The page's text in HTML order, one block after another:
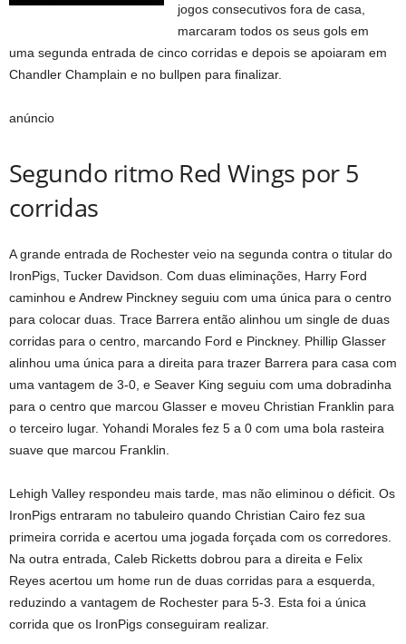
jogos consecutivos fora de casa,
marcaram todos os seus gols em
uma segunda entrada de cinco corridas e depois se apoiaram em
Chandler Champlain e no bullpen para finalizar.
anúncio
Segundo ritmo Red Wings por 5
corridas
A grande entrada de Rochester veio na segunda contra o titular do
IronPigs, Tucker Davidson. Com duas eliminações, Harry Ford
caminhou e Andrew Pinckney seguiu com uma única para o centro
para colocar duas. Trace Barrera então alinhou um single de duas
corridas para o centro, marcando Ford e Pinckney. Phillip Glasser
alinhou uma única para a direita para trazer Barrera para casa com
uma vantagem de 3-0, e Seaver King seguiu com uma dobradinha
para o centro que marcou Glasser e moveu Christian Franklin para
o terceiro lugar. Yohandi Morales fez 5 a 0 com uma bola rasteira
suave que marcou Franklin.
Lehigh Valley respondeu mais tarde, mas não eliminou o déficit. Os
IronPigs entraram no tabuleiro quando Christian Cairo fez sua
primeira corrida e acertou uma jogada forçada com os corredores.
Na outra entrada, Caleb Ricketts dobrou para a direita e Felix
Reyes acertou um home run de duas corridas para a esquerda,
reduzindo a vantagem de Rochester para 5-3. Esta foi a única
corrida que os IronPigs conseguiram realizar.